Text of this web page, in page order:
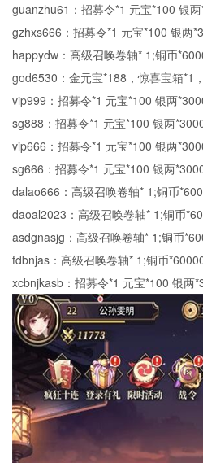
guanzhu61：招募令*1 元宝*100 银
gzhxs666：招募令*1 元宝*100 银两
happydw：高级召唤卷轴* 1;铜币
god6530：金元宝*188，惊喜宝箱*1
vip999：招募令*1 元宝*100 银两
sg888：招募令*1 元宝*100 银两
vip666：招募令*1 元宝*100 银两
sg666：招募令*1 元宝*100 银两
dalao666：高级召唤卷轴* 1;铜币
daoal2023：高级召唤卷轴* 1;铜币
asdgnasjg：高级召唤卷轴* 1;铜币
fdbnjas：高级召唤卷轴* 1;铜币
xcbnjkasb：招募令*1 元宝*100 银两